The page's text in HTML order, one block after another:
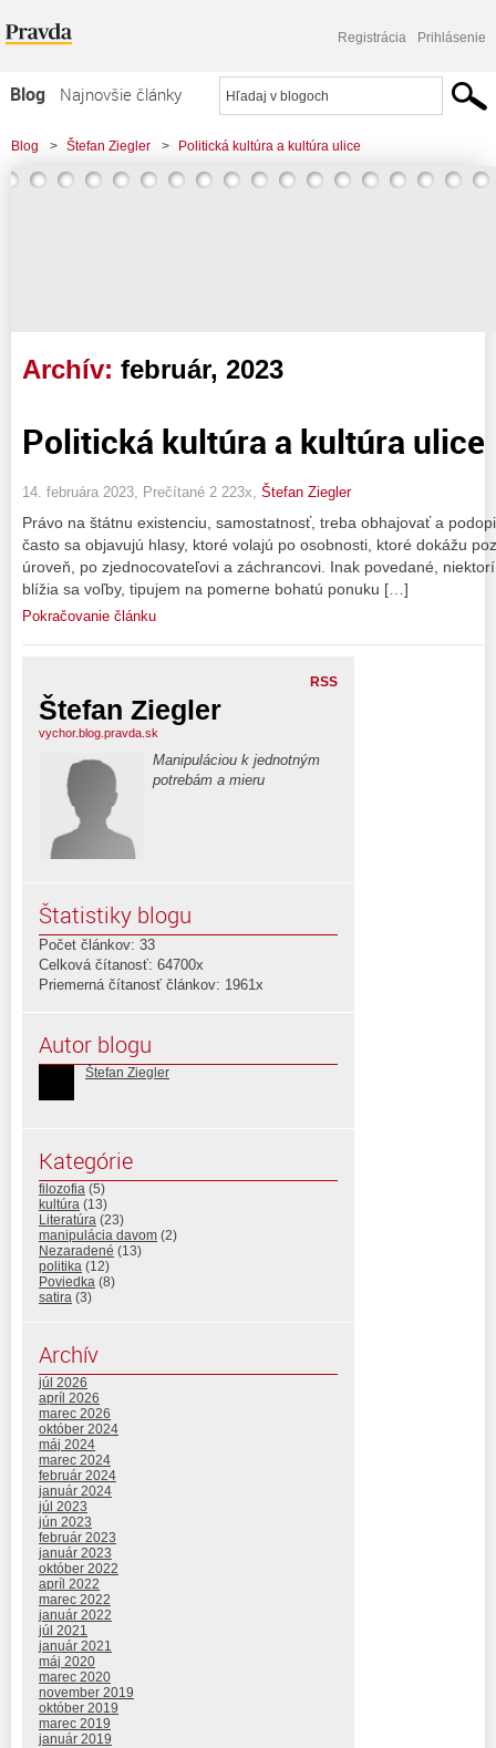
Registrácia Prihlásenie
Blog
Najnovšie články
Najčítanejšie články
Najkomentovanejšie články
Blog > Štefan Ziegler > Politická kultúra a kultúra ulice
Archív: február, 2023
Politická kultúra a kultúra ulice
14. februára 2023, Prečítané 2 223x, Štefan Ziegler
Právo na štátnu existenciu, samostatnosť, treba obhajovať a
často sa objavujú hlasy, ktoré volajú po osobnosti, ktoré dokážu
úroveň, po zjednocovateľovi a záchrancovi. Inak povedané,
blížia sa voľby, tipujem na pomerne bohatú ponuku […]
Pokračovanie článku
RSS
Štefan Ziegler
vychor.blog.pravda.sk
Manipuláciou k jednotným
potrebám a mieru
Štatistiky blogu
Počet článkov: 33
Celková čítanosť: 64700x
Priemerná čítanosť článkov: 1961x
Autor blogu
Štefan Ziegler
Kategórie
filozofia (5)
kultúra (13)
Literatúra (23)
manipulácia davom (2)
Nezaradené (13)
politika (12)
Poviedka (8)
satira (3)
Archív
júl 2026
apríl 2026
marec 2026
október 2024
máj 2024
marec 2024
február 2024
január 2024
júl 2023
jún 2023
február 2023
január 2023
október 2022
apríl 2022
marec 2022
január 2022
júl 2021
január 2021
máj 2020
marec 2020
november 2019
október 2019
marec 2019
január 2019